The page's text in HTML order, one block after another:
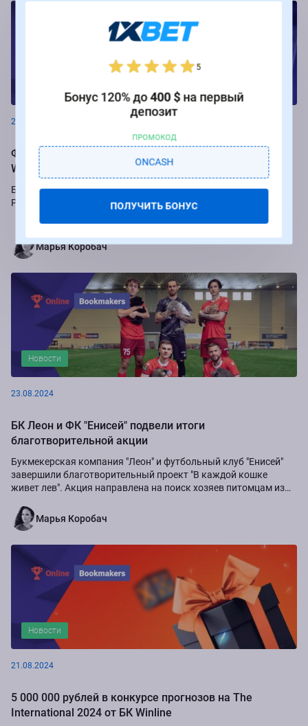
26.08.2024
Фрибеты до 250 000 рублей за ставки на РПЛ от БК
Winline
Букмекер Winline подарит бесплатные ставки за пари на игры
Российской Премьер-лиги.
Марья Коробач
Новости
23.08.2024
БК Леон и ФК "Енисей" подвели итоги
благотворительной акции
Букмекерская компания "Леон" и футбольный клуб "Енисей"
завершили благотворительный проект "В каждой кошке
живет лев". Акция направлена на поиск хозяев питомцам из
Марья Коробач
Новости
21.08.2024
5 000 000 рублей в конкурсе прогнозов на The
International 2024 от БК Winline
5
Бонус 120% до400 $на первый
депозит
ПРОМОКОД
ONCASH
ПОЛУЧИТЬ БОНУС